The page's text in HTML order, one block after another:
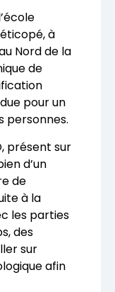
à
Nord de la
de
pour un
personnes.
présent sur
d’un
de
à la
les parties
des
sur
afin